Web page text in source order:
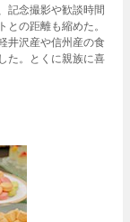
記念撮影や歓談時間
の距離も縮めた。
井沢産や信州産の食
た。とくに親族に喜